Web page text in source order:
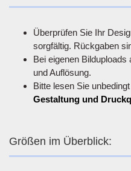
Überprüfen Sie Ihr
sorgfältig. Rückgaben
Bei eigenen Bilduploads
und Auflösung.
Bitte lesen Sie
Gestaltung und
Größen im Überblick: